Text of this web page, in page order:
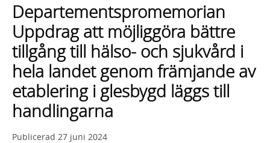
lista
med
sökförslag
Departementspromemorian
Uppdrag att möjliggöra bättre
tillgång till hälso- och sjukvård i
hela landet genom främjande av
etablering i glesbygd läggs till
handlingarna
Publicerad 27 juni 2024